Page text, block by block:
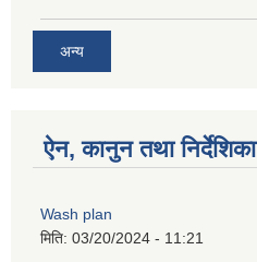
अन्य
ऐन, कानुन तथा निर्देशिका
Wash plan
मिति: 03/20/2024 - 11:21